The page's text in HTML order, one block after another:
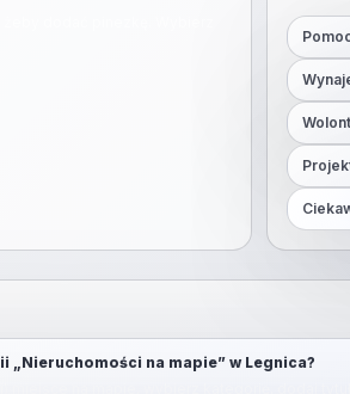
„Nieruchomości na mapie” w Legnica?